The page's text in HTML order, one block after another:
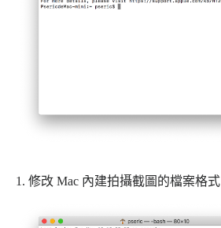
1. 修改 Mac 內建拍攝截圖的檔案格式